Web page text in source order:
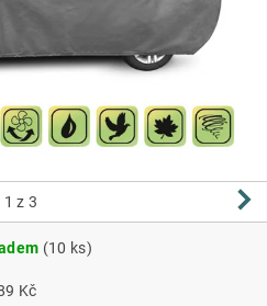
1 z 3
(10 ks)
Kč